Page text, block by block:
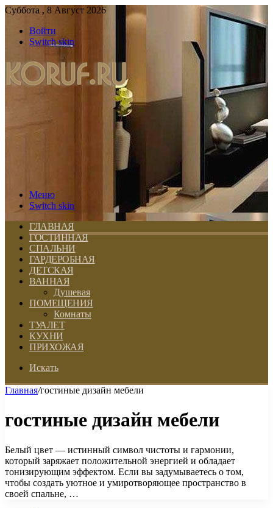
Суббота , 8 Август 2026
Войти
Switch skin
Меню
Switch skin
ГЛАВНАЯ
ГОСТИННАЯ
СПАЛЬНИ
ГАРДЕРОБНАЯ
ДЕТСКАЯ
ВАННАЯ
Душевая
ПОМЕЩЕНИЯ
Комнаты
ТУАЛЕТ
КУХНИ
ПРИХОЖАЯ
Искать
Главная/гостиные дизайн мебели
гостиные дизайн мебели
Белый цвет — истинный символ чистоты и гармонии,
который заряжает положительной энергией и обладает
тонизирующим эффектом. Если вы задумываетесь о том,
чтобы создать уютное и умиротворяющее пространство в
своей спальне, …